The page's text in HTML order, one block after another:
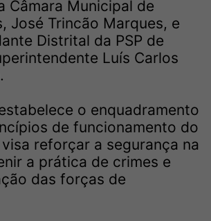
Câmara Municipal de
José Trincão Marques, e
Distrital da PSP de
Luís Carlos
o enquadramento
de funcionamento do
reforçar a segurança na
a prática de crimes e
das forças de